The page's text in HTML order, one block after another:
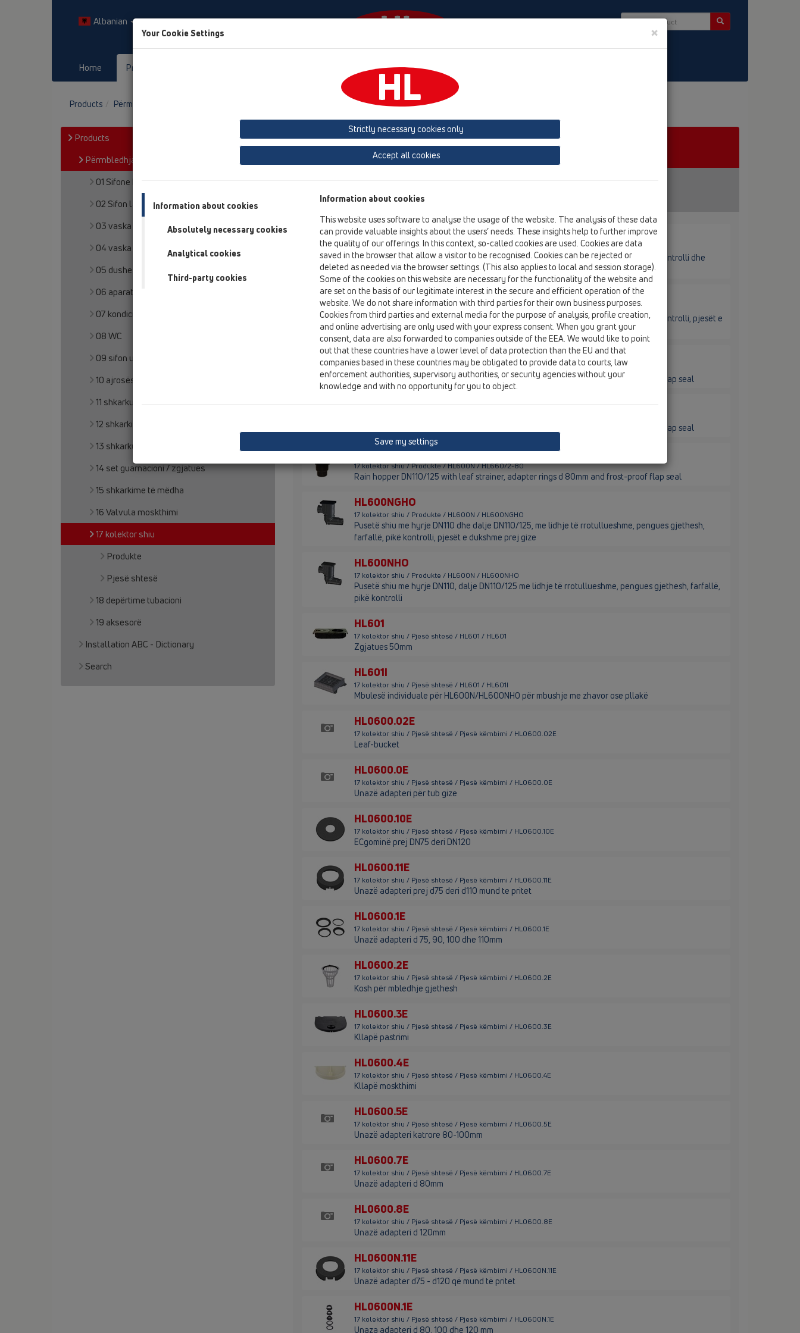
Albanian
Home Products Company HL-House
Products Përmbledhja e artikullit
Products
Përmbledhja e artikullit
01 Sifone kuzhine
02 Sifon lavapjate
03 vaska
04 vaska dushi
05 dushe pa barriera
06 aparate për larje
07 kondicioner dhe ajrim
08 WC
09 sifon urinali
10 ajrosës tubi
11 shkarkues tavani
12 shkarkim tarrace
13 shkarkues dyshemeje
14 set guarnacioni / zgjatues
15 shkarkime të mëdha
16 Valvula moskthimi
17 kolektor shiu
Produkte
Pjesë shtesë
18 depërtime tubacioni
19 aksesorë
Installation ABC - Dictionary
Search
Përmbledhja e artikullit
17 kolektor shiu
Pjesë shtesë
HL600N
17 kolektor shiu / Produkte / HL600N / HL600N
Pusetë shiu DN110/125 me lidhje të rrotullueshme, pengues gjethesh, farfallë, pikë kontrolli dhe
bashkues tubi
HL600NG
17 kolektor shiu / Produkte / HL600N / HL600NG
Pusetë shiu DN110/125 me lidhje të rrotullueshme, pengues gjethesh, farfallë, pikë kontrolli, pjesët e
dukshme prej gize
HL660E
17 kolektor shiu / Produkte / HL600N / HL660E
Rain hopper DN110/125 with leaf strainer, adapter rings d 75-110mm and frost-proof flap seal
Rain hopper DN110/125 with leaf strainer, adapter rings d 75-110mm and frost-proof flap seal
HL660/2-80
17 kolektor shiu / Produkte / HL600N / HL660/2-80
Rain hopper DN110/125 with leaf strainer, adapter rings d 80mm and frost-proof flap seal
HL600NGHO
17 kolektor shiu / Produkte / HL600N / HL600NGHO
Pusetë shiu me hyrje DN110 dhe dalje DN110/125, me lidhje të rrotullueshme, pengues gjethesh,
farfallë, pikë kontrolli, pjesët e dukshme prej gize
HL600NHO
17 kolektor shiu / Produkte / HL600N / HL600NHO
Pusetë shiu me hyrje DN110, dalje DN110/125 me lidhje të rrotullueshme, pengues gjethesh, farfallë,
pikë kontrolli
HL601
17 kolektor shiu / Pjesë shtesë / HL601 / HL601
Zgjatues 50mm
HL601I
17 kolektor shiu / Pjesë shtesë / HL601 / HL601I
Mbulesë individuale për HL600N/HL600NHO për mbushje me zhavor ose pllakë
HL0600.02E
17 kolektor shiu / Pjesë shtesë / Pjesë këmbimi / HL0600.02E
Leaf-bucket
HL0600.0E
17 kolektor shiu / Pjesë shtesë / Pjesë këmbimi / HL0600.0E
Unazë adapteri për tub gize
HL0600.10E
17 kolektor shiu / Pjesë shtesë / Pjesë këmbimi / HL0600.10E
ECgominë prej DN75 deri DN120
HL0600.11E
17 kolektor shiu / Pjesë shtesë / Pjesë këmbimi / HL0600.11E
Unazë adapteri prej d75 deri d110 mund te pritet
HL0600.1E
17 kolektor shiu / Pjesë shtesë / Pjesë këmbimi / HL0600.1E
Unazë adapteri d 75, 90, 100 dhe 110mm
HL0600.2E
17 kolektor shiu / Pjesë shtesë / Pjesë këmbimi / HL0600.2E
Kosh për mbledhje gjethesh
HL0600.3E
17 kolektor shiu / Pjesë shtesë / Pjesë këmbimi / HL0600.3E
Kllapë pastrimi
HL0600.4E
17 kolektor shiu / Pjesë shtesë / Pjesë këmbimi / HL0600.4E
Kllapë moskthimi
HL0600.5E
17 kolektor shiu / Pjesë shtesë / Pjesë këmbimi / HL0600.5E
Unazë adapteri katrore 80-100mm
HL0600.7E
17 kolektor shiu / Pjesë shtesë / Pjesë këmbimi / HL0600.7E
Unazë adapteri d 80mm
HL0600.8E
17 kolektor shiu / Pjesë shtesë / Pjesë këmbimi / HL0600.8E
Unazë adapteri d 120mm
HL0600N.11E
17 kolektor shiu / Pjesë shtesë / Pjesë këmbimi / HL0600N.11E
Unazë adapter d75 - d120 që mund të pritet
HL0600N.1E
17 kolektor shiu / Pjesë shtesë / Pjesë këmbimi / HL0600N.1E
Unaza adapteri d 80, 100 dhe 120 mm
Your Cookie Settings ×
Strictly necessary cookies only
Accept all cookies
Information about cookies
Absolutely necessary cookies
Analytical cookies
Third-party cookies
Information about cookies
This website uses software to analyse the usage of the website. The analysis of these data
can provide valuable insights about the users’ needs. These insights help to further improve
the quality of our offerings. In this context, so-called cookies are used. Cookies are data
saved in the browser that allow a visitor to be recognised. Cookies can be rejected or
deleted as needed via the browser settings. (This also applies to local and session storage).
Some of the cookies on this website are necessary for the functionality of the website and
are set on the basis of our legitimate interest in the secure and efficient operation of the
website. We do not share information with third parties for their own business purposes.
Cookies from third parties and external media for the purpose of analysis, profile creation,
and online advertising are only used with your express consent. When you grant your
consent, data are also forwarded to companies outside of the EEA. We would like to point
out that these countries have a lower level of data protection than the EU and that
companies based in these countries may be obligated to provide data to courts, law
enforcement authorities, supervisory authorities, or security agencies without your
knowledge and with no opportunity for you to object.
Save my settings